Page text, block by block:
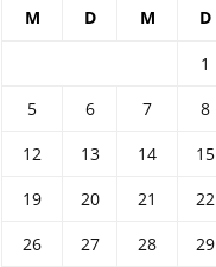
M D M D
1
5
6 7 8
12
13 14 15
19
20 21 22
26
27 28 29